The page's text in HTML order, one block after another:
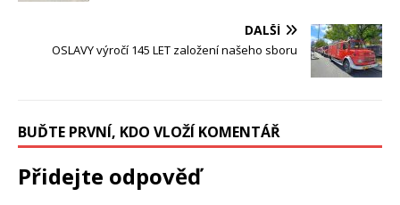
DALŠÍ
OSLAVY výročí 145 LET založení našeho sboru
BUĎTE PRVNÍ, KDO VLOŽÍ KOMENTÁŘ
Přidejte odpověď